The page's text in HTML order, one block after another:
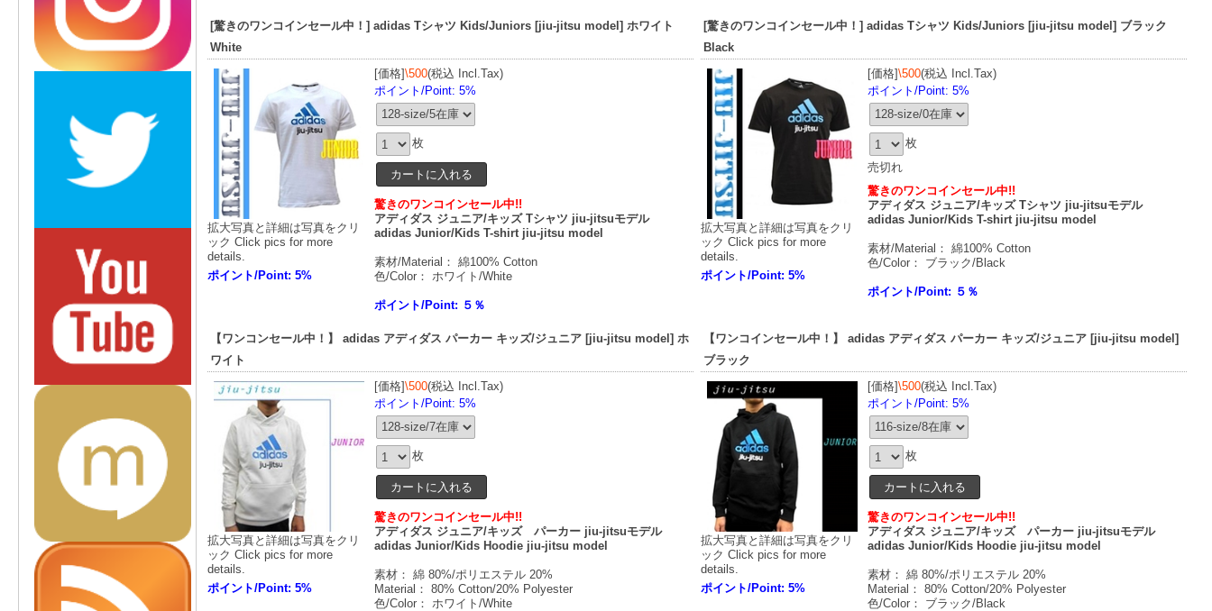
[驚きのワンコインセール中！] adidas Tシャツ Kids/Juniors [jiu-jitsu model] ホワイト
White
拡大写真と詳細は写真をクリ
ック Click pics for more
details.
ポイント/Point: 5%
[価格]\500(税込 Incl.Tax)
ポイント/Point: 5%
枚
驚きのワンコインセール中!!
アディダス ジュニア/キッズ Tシャツ jiu-jitsuモデル
adidas Junior/Kids T-shirt jiu-jitsu model
素材/Material： 綿100% Cotton
色/Color： ホワイト/White
ポイント/Point: ５％
[驚きのワンコインセール中！] adidas Tシャツ Kids/Juniors [jiu-jitsu model] ブラック
Black
拡大写真と詳細は写真をクリ
ック Click pics for more
details.
ポイント/Point: 5%
[価格]\500(税込 Incl.Tax)
ポイント/Point: 5%
枚
売切れ
驚きのワンコインセール中!!
アディダス ジュニア/キッズ Tシャツ jiu-jitsuモデル
adidas Junior/Kids T-shirt jiu-jitsu model
素材/Material： 綿100% Cotton
色/Color： ブラック/Black
ポイント/Point: ５％
【ワンコンセール中！】 adidas アディダス パーカー キッズ/ジュニア [jiu-jitsu model] ホ
ワイト
拡大写真と詳細は写真をクリ
ック Click pics for more
details.
ポイント/Point: 5%
[価格]\500(税込 Incl.Tax)
ポイント/Point: 5%
枚
驚きのワンコインセール中!!
アディダス ジュニア/キッズ パーカー jiu-jitsuモデル
adidas Junior/Kids Hoodie jiu-jitsu model
素材： 綿 80%/ポリエステル 20%
Material： 80% Cotton/20% Polyester
色/Color： ホワイト/White
【ワンコインセール中！】 adidas アディダス パーカー キッズ/ジュニア [jiu-jitsu model]
ブラック
拡大写真と詳細は写真をクリ
ック Click pics for more
details.
ポイント/Point: 5%
[価格]\500(税込 Incl.Tax)
ポイント/Point: 5%
枚
驚きのワンコインセール中!!
アディダス ジュニア/キッズ パーカー jiu-jitsuモデル
adidas Junior/Kids Hoodie jiu-jitsu model
素材： 綿 80%/ポリエステル 20%
Material： 80% Cotton/20% Polyester
色/Color： ブラック/Black